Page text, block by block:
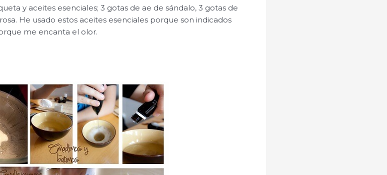
y aceites esenciales; 3 gotas de ae de sándalo, 3 gotas de
He usado estos aceites esenciales porque son indicados
me encanta el olor.